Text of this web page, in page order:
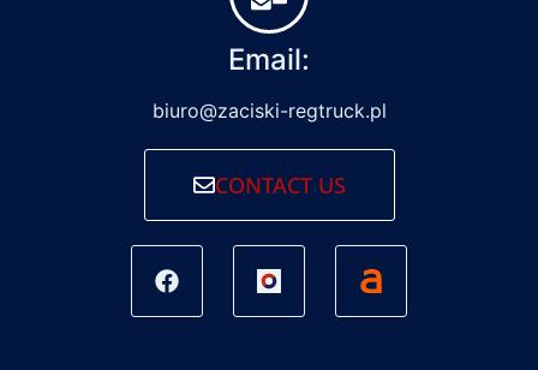
Email:
biuro@zaciski-regtruck.pl
CONTACT US